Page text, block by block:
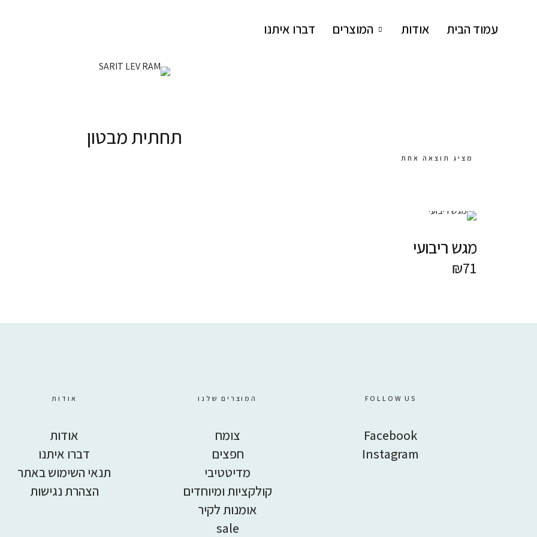
עמוד הבית אודות המוצרים דברו איתנו
תחתית מבטון
מציג תוצאה אחת
מגש ריבועי
₪71
FOLLOW US
Facebook
Instagram
המוצרים שלנו
צומח
חפצים
מדיטטיבי
קולקציות ומיוחדים
אומנות לקיר
sale
אודות
אודות
דברו איתנו
תנאי השימוש באתר
הצהרת נגישות